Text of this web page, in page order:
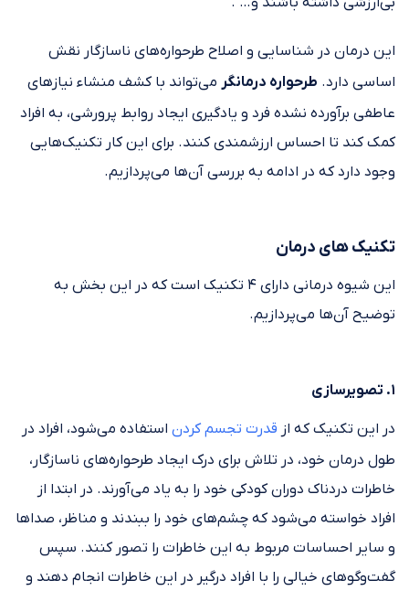
این درمان در شناسایی و اصلاح طرحواره‌های ناسازگار نقش
اساسی دارد. طرحواره درمانگر می‌تواند با کشف منشاء نیازهای
عاطفی برآورده نشده فرد و یادگیری ایجاد روابط پرورشی، به افراد
کمک کند تا احساس ارزشمندی کنند. برای این کار تکنیک‌هایی
وجود دارد که در ادامه به بررسی آن‌ها می‌پردازیم.
تکنیک های درمان
این شیوه درمانی دارای ۴ تکنیک است که در این بخش به
توضیح آن‌ها می‌پردازیم.
۱. تصویرسازی
در این تکنیک که از قدرت تجسم کردن استفاده می‌شود، افراد در
طول درمان خود، در تلاش برای درک ایجاد طرحواره‌های ناسازگار،
خاطرات دردناک دوران کودکی خود را به یاد می‌آورند. در ابتدا از
افراد خواسته می‌شود که چشم‌های خود را ببندند و مناظر، صداها
و سایر احساسات مربوط به این خاطرات را تصور کنند. سپس
گفت‌وگوهای خیالی را با افراد درگیر در این خاطرات انجام دهند و